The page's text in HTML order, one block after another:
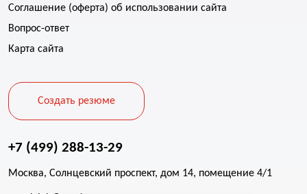
Соглашение (оферта) об использовании сайта
Вопрос-ответ
Карта сайта
Создать резюме
+7 (499) 288-13-29
Москва, Солнцевский проспект, дом 14, помещение 4/1